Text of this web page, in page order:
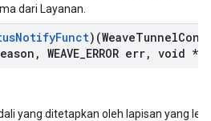
dari Layanan.
NotifyFunct)(WeaveTunnel
, WEAVE ERROR err, void
yang ditetapkan oleh lapisan yang